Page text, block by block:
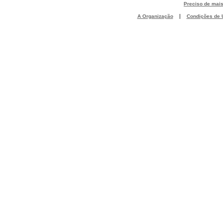
Preciso de
A Organização | Condições de